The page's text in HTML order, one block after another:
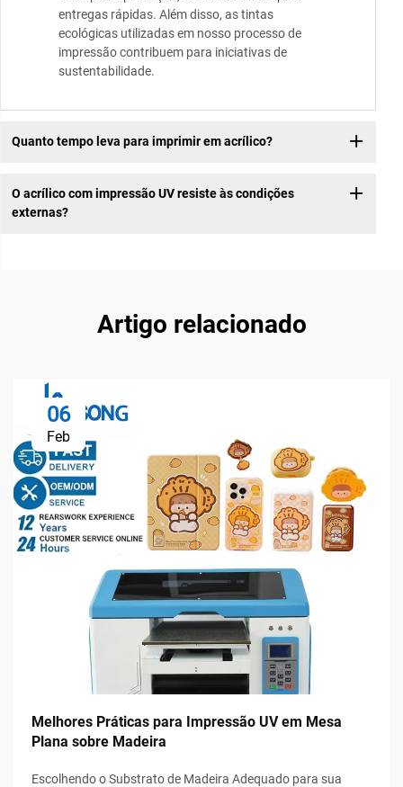
entregas rápidas. Além disso, as tintas
ecológicas utilizadas em nosso processo de
impressão contribuem para iniciativas de
sustentabilidade.
Quanto tempo leva para imprimir em acrílico?
O acrílico com impressão UV resiste às condições
externas?
Artigo relacionado
06
Feb
Melhores Práticas para Impressão UV em Mesa
Plana sobre Madeira
Escolhendo o Substrato de Madeira Adequado para sua